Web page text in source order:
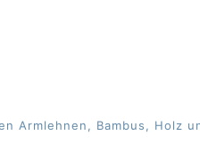
Armlehnen, Bambus,